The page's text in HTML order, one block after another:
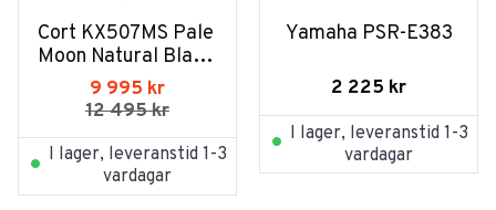
Cort KX507MS Pale
Moon Natural Black
Burst
9 995 kr
12 495kr
I lager, leveranstid 1-3
vardagar
Yamaha PSR-E383
2 225 kr
I lager, leveranstid 1-3
vardagar